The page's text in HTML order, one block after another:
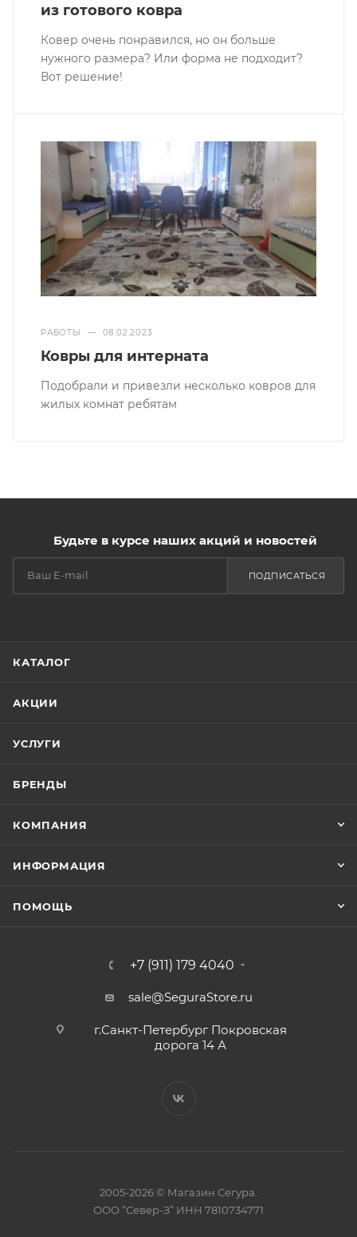
из готового ковра
Ковер очень понравился, но он больше
нужного размера? Или форма не подходит?
Вот решение!
РАБОТЫ — 08.02.2023
Ковры для интерната
Подобрали и привезли несколько ковров для
жилых комнат ребятам
Будьте в курсе наших акций и новостей
ПОДПИСАТЬСЯ
КАТАЛОГ
АКЦИИ
УСЛУГИ
БРЕНДЫ
КОМПАНИЯ
ИНФОРМАЦИЯ
ПОМОЩЬ
+7 (911) 179 4040
sale@SeguraStore.ru
г.Санкт-Петербург Покровская
дорога 14 А
2005-2026 © Магазин Сегура.
ООО “Север-З” ИНН 7810734771